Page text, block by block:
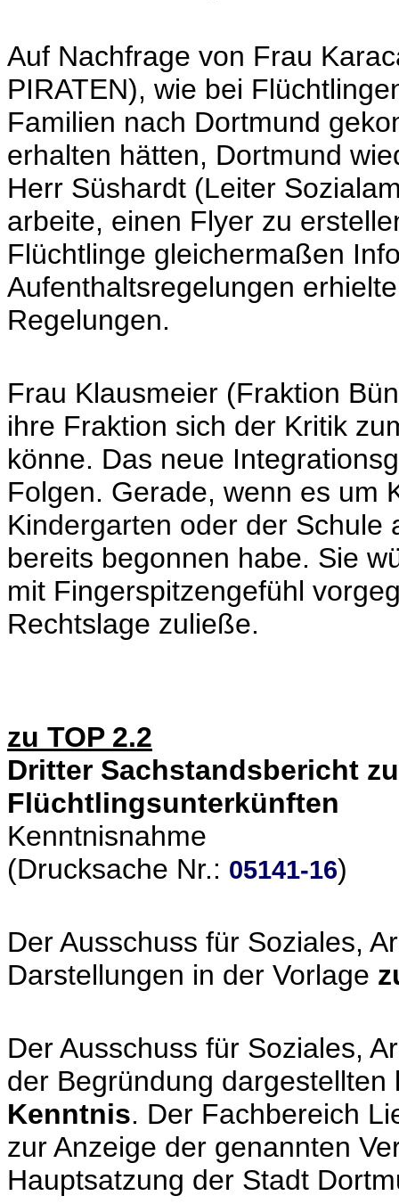
Auf Nachfrage von Frau
PIRATEN), wie bei
Familien nach Dortmund
erhalten hätten, Dortmund
Herr Süshardt (Leiter
arbeite, einen Flyer zu
Flüchtlinge gleichermaßen
Aufenthaltsregelungen
Regelungen.
Frau Klausmeier (Fraktion
ihre Fraktion sich der Kritik
könne. Das neue
Folgen. Gerade, wenn es um
Kindergarten oder der
bereits begonnen habe. Sie
mit Fingerspitzengefühl
Rechtslage zuließe.
zu TOP 2.2
Dritter Sachstandsbericht
Flüchtlingsunterkünften
Kenntnisnahme
(Drucksache Nr.: 05141-16)
Der Ausschuss für Soziales,
Darstellungen in der Vorlage
Der Ausschuss für Soziales,
der Begründung
Kenntnis. Der Fachbereich
zur Anzeige der genannten
Hauptsatzung der Stadt